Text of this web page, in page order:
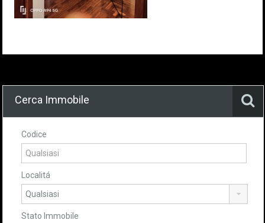
Cerca Immobile
Codice
Localitá
Stato Immobile